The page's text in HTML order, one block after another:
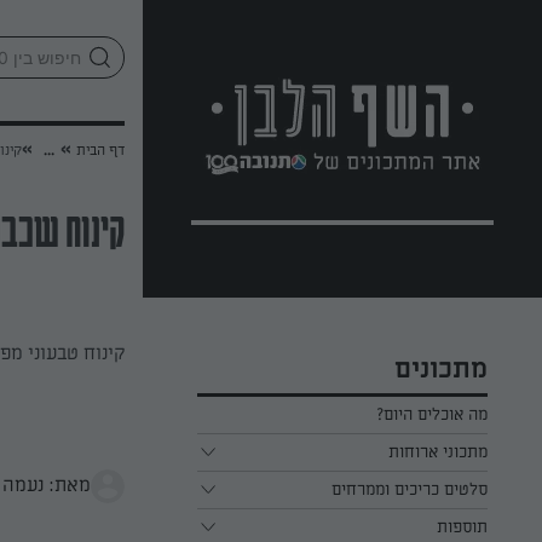
מתכונים
מה אוכלים היום?
מתכוני ארוחות
ארוחת בוקר
ארוחת צהריים
סלטים כריכים וממרחים
כל הסלטים כריכים וממרחים
תוספות
דף הבית »
...
»
קינוח
קינוח טבעוני
מאת: נעמה